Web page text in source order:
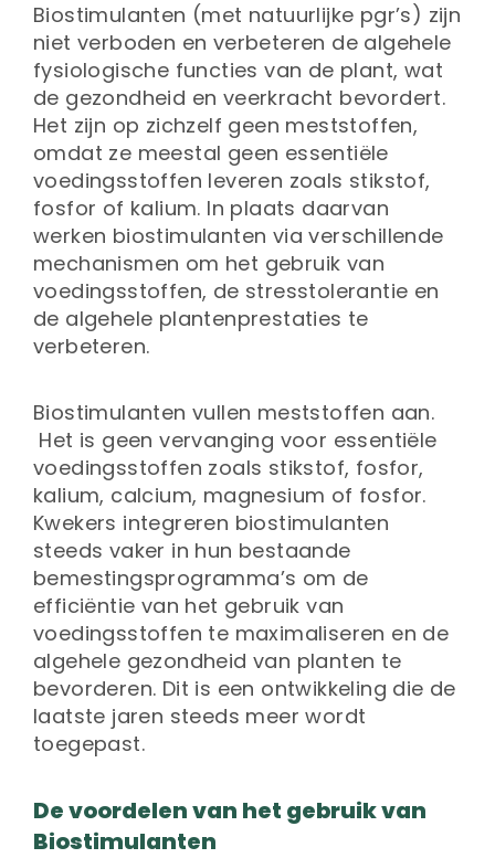
Biostimulanten (met natuurlijke pgr’s) zijn
niet verboden en verbeteren de algehele
fysiologische functies van de plant, wat
de gezondheid en veerkracht bevordert.
Het zijn op zichzelf geen meststoffen,
omdat ze meestal geen essentiële
voedingsstoffen leveren zoals stikstof,
fosfor of kalium. In plaats daarvan
werken biostimulanten via verschillende
mechanismen om het gebruik van
voedingsstoffen, de stresstolerantie en
de algehele plantenprestaties te
verbeteren.
Biostimulanten vullen meststoffen aan.
Het is geen vervanging voor essentiële
voedingsstoffen zoals stikstof, fosfor,
kalium, calcium, magnesium of fosfor.
Kwekers integreren biostimulanten
steeds vaker in hun bestaande
bemestingsprogramma’s om de
efficiëntie van het gebruik van
voedingsstoffen te maximaliseren en de
algehele gezondheid van planten te
bevorderen. Dit is een ontwikkeling die de
laatste jaren steeds meer wordt
toegepast.
De voordelen van het gebruik van
Biostimulanten